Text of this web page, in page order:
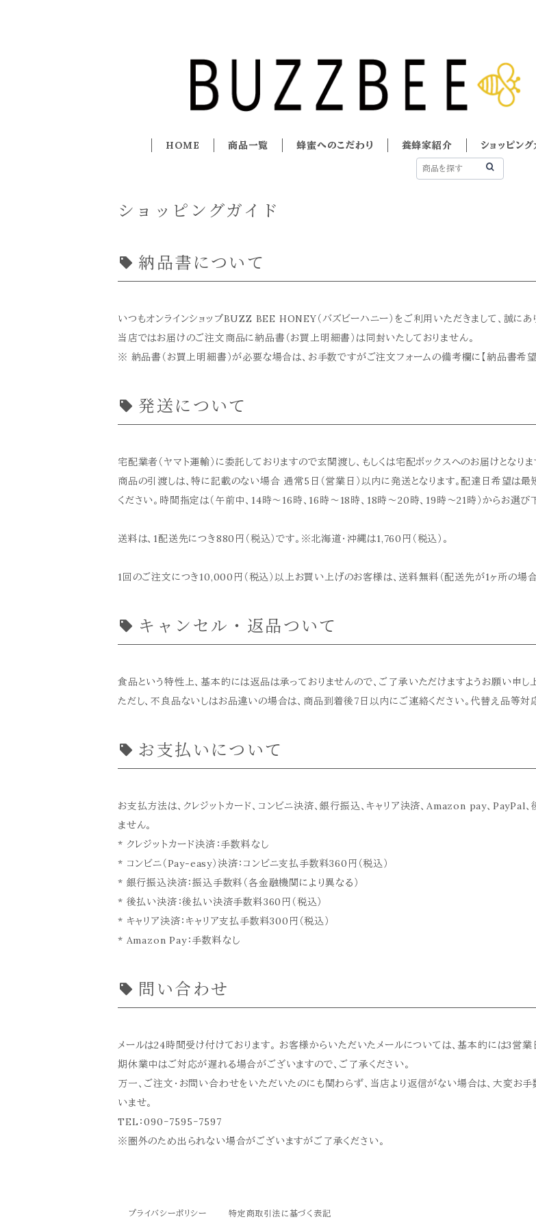
HOME 商品一覧 蜂蜜へのこだわり 養蜂家紹介 ショッピング
ショッピングガイド
納品書について
いつもオンラインショップBUZZ BEE HONEY（バズビーハニー）をご利用いただきまして、誠にあ
当店ではお届けのご注文商品に納品書（お買上明細書）は同封いたしておりません。
※ 納品書（お買上明細書）が必要な場合は、お手数ですがご注文フォームの備考欄に【納品書希望
発送について
宅配業者（ヤマト運輸）に委託しておりますので玄関渡し、もしくは宅配ボックスへのお届けとなり
商品の引渡しは、特に記載のない場合 通常5日（営業日）以内に発送となります。配達日希望は
ください。時間指定は（午前中、14時～16時、16時～18時、18時～20時、19時～21時）からお選び
送料は、1配送先につき880円（税込）です。※北海道・沖縄は1,760円（税込）。
1回のご注文につき10,000円（税込）以上お買い上げのお客様は、送料無料（配送先が1ヶ所の場合
キャンセル・返品ついて
食品という特性上、基本的には返品は承っておりませんので、ご了承いただけますようお願い申し
ただし、不良品ないしはお品違いの場合は、商品到着後7日以内にご連絡ください。代替え品等対
お支払いについて
お支払方法は、クレジットカード、コンビニ決済、銀行振込、キャリア決済、Amazon pay、
ません。
* クレジットカード決済：手数料なし
* コンビニ（Pay-easy）決済：コンビニ支払手数料360円（税込）
* 銀行振込決済：振込手数料（各金融機関により異なる）
* 後払い決済：後払い決済手数料360円（税込）
* キャリア決済：キャリア支払手数料300円（税込）
* Amazon Pay：手数料なし
問い合わせ
メールは24時間受け付けております。 お客様からいただいたメールについては、基本的には3営
期休業中はご対応が遅れる場合がございますので、ご了承ください。
万一、ご注文・お問い合わせをいただいたのにも関わらず、当店より返信がない場合は、大変お
いませ。
TEL：090‐7595‐7597
※圏外のため出られない場合がございますがご了承ください。
プライバシーポリシー 特定商取引法に基づく表記